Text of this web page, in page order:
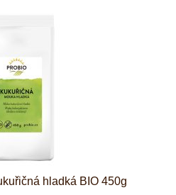
hladká BIO 450g